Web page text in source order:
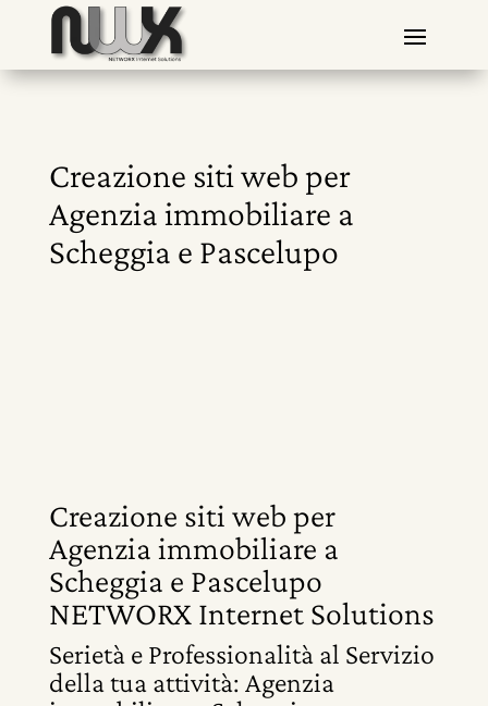
Creazione siti web per
Agenzia immobiliare a
Scheggia e Pascelupo
Creazione siti web per
Agenzia immobiliare a
Scheggia e Pascelupo
NETWORX Internet Solutions
Serietà e Professionalità al Servizio
della tua attività: Agenzia